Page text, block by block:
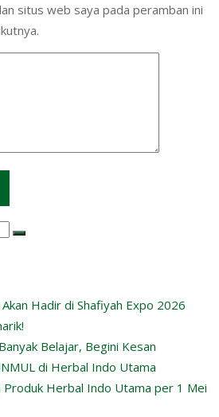
situs web saya pada peramban ini
Hadir di Shafiyah Expo 2026
Belajar, Begini Kesan
di Herbal Indo Utama
Produk Herbal Indo Utama per 1 Mei